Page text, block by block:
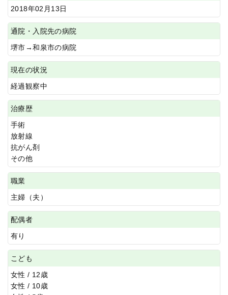
2018年02月13日
通院・入院先の病院
堺市→和泉市の病院
現在の状況
経過観察中
治療歴
手術
放射線
抗がん剤
その他
職業
主婦（夫）
配偶者
有り
こども
女性 / 12歳
女性 / 10歳